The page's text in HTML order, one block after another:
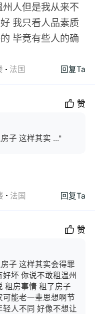
人但是我从来不
我只看人品素质
毕竟有些人的确
法国 回复Ta
赞
子 这样其实 ..."
法国 回复Ta
赞
子 这样其实会得罪
坏 你说不敢租温州
租房事情 租了房子
能老一辈思想啊节
人不同 好像不想让